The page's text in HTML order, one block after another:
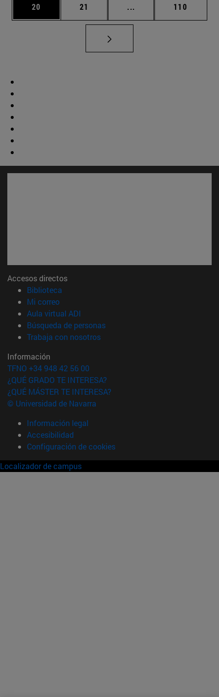
Página
20 Página
21 ... Páginas intermedias
Página
110
Accesos directos
Biblioteca
Mi correo(abre en nueva ventana)
Aula virtual ADI
Búsqueda de personas(abre en nueva ventana)
Trabaja con nosotros(abre en nueva ventana)
Información
TFNO +34 948 42 56 00
¿QUÉ GRADO TE INTERESA?
¿QUÉ MÁSTER TE INTERESA?
© Universidad de Navarra
Información legal
Accesibilidad
Configuración de cookies
Localizador de campus